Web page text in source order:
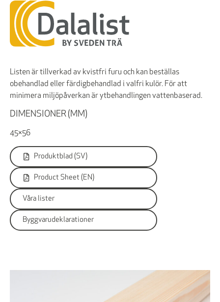
Listen är tillverkad av kvistfri furu och kan beställas
obehandlad eller färdigbehandlad i valfri kulör. För att
minimera miljöpåverkan är ytbehandlingen vattenbaserad.
DIMENSIONER (MM)
45×56
Produktblad (SV)
Product Sheet (EN)
Våra lister
Byggvarudeklarationer